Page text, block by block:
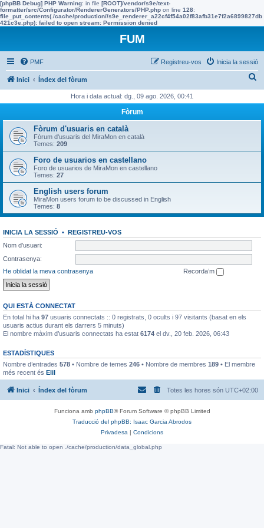
[phpBB Debug] PHP Warning: in file [ROOT]/vendor/s9e/text-
formatter/src/Configurator/RendererGenerators/PHP.php on line 128:
file_put_contents(./cache/production//s9e_renderer_a22cf4f54a02f83afb31e7f2a6899827db
421c3e.php): failed to open stream: Permission denied
FUM
PMF Inicia la sessió
Registreu-vos
Inici Índex del fòrum
c
Hora i data actual: dg., 09 ago. 2026, 00:41
Fòrum
Fòrum d'usuaris en català
Fòrum d'usuaris del MiraMon en català
Temes: 209
Foro de usuarios en castellano
Foro de usuarios de MiraMon en castellano
Temes: 27
English users forum
MiraMon users forum to be discussed in English
Temes: 8
INICIA LA SESSIÓ • REGISTREU-VOS
Nom d’usuari:
Contrasenya:
He oblidat la meva contrasenya
Recorda’m
QUI ESTÀ CONNECTAT
En total hi ha 97 usuaris connectats :: 0 registrats, 0 ocults i 97 visitants (basat en els
usuaris actius durant els darrers 5 minuts)
El nombre màxim d’usuaris connectats ha estat 6174 el dv., 20 feb. 2026, 06:43
ESTADÍSTIQUES
Nombre d’entrades 578 • Nombre de temes 246 • Nombre de membres 189 • El membre
més recent és EliI
Inici Índex del fòrum Totes les hores són UTC+02:00
Funciona amb phpBB® Forum Software © phpBB Limited
Traducció del phpBB: Isaac Garcia Abrodos
Privadesa | Condicions
Fatal: Not able to open ./cache/production/data_global.php